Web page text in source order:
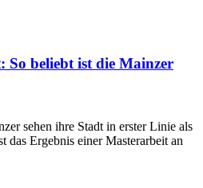
So beliebt ist die Mainzer
sehen ihre Stadt in erster Linie als
das Ergebnis einer Masterarbeit an